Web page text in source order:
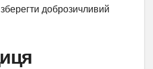
доброзичливий